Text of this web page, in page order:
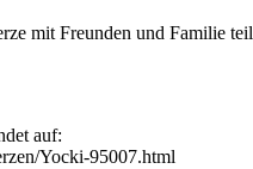
mit Freunden und Familie
auf:
Yocki-95007.html